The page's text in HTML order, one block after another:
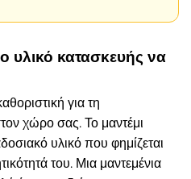
υλικό κατασκευής να
για τη
χώρο σας. Το μαντέμι
υλικό που φημίζεται
του. Μια μαντεμένια